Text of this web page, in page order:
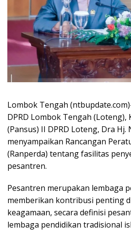
Lombok Tengah
DPRD Lombok Tengah (Loteng),
(Pansus) II DPRD Loteng, Dra Hj.
menyampaikan Rancangan
(Ranperda) tentang fasilitas
pesantren.
Pesantren merupakan lembaga
memberikan kontribusi penting
keagamaan, secara definisi
lembaga pendidikan tradisional